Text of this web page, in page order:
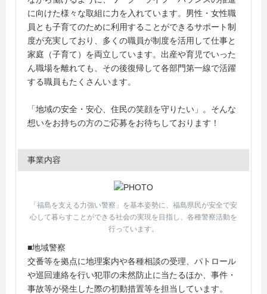
に向けた様々な取組に力を入れています。男性・女性職
員とも子育てのために利用することができるサポート制
度が充実しており、多くの職員が制度を活用して仕事と
家庭（子育て）を両立しています。出産や育児でいった
ん職場を離れても、その後復帰して各部門第一線で活躍
する職員もたくさんいます。
「地域の安全・安心、住民の笑顔を守りたい」。そんな
想いをお持ちの方のご応募をお待ちしております！
事業内容
「福島を支える力強い警察」を基本姿勢に、福島県民が安全で安
心して暮らすことができる社会の実現を目指し、各種警察活動を
行っています。
■地域警察
交番等を拠点に地理案内や各種相談の受理、パトロール
や巡回連絡を行い犯罪の未然防止に当たるほか、事件・
事故等が発生した際の初動措置等を担当しています。